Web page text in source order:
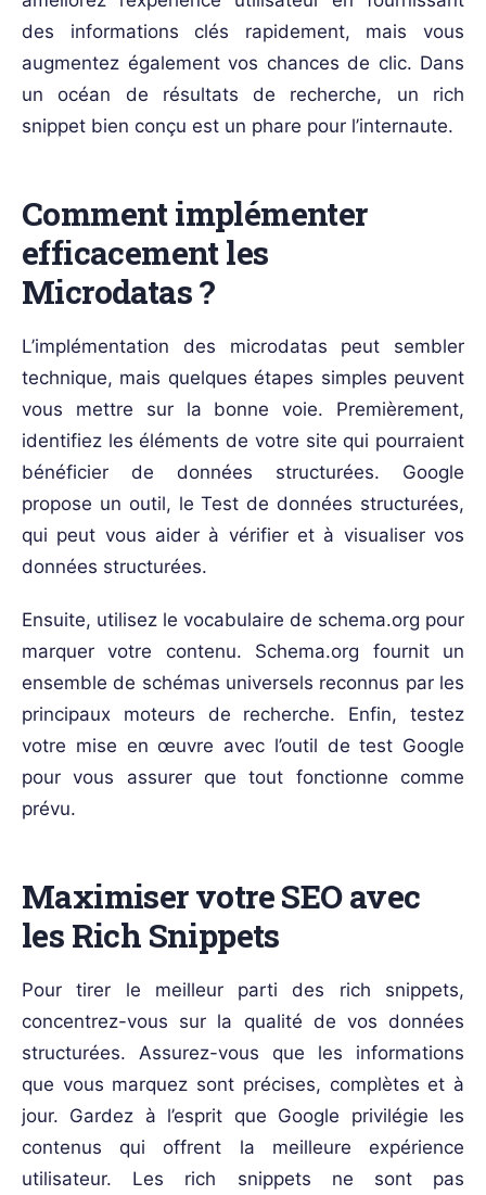
des informations clés rapidement, mais vous
augmentez également vos chances de clic. Dans
un océan de résultats de recherche, un rich
snippet bien conçu est un phare pour l’internaute.
Comment implémenter
efficacement les
Microdatas ?
L’implémentation des microdatas peut sembler
technique, mais quelques étapes simples peuvent
vous mettre sur la bonne voie. Premièrement,
identifiez les éléments de votre site qui pourraient
bénéficier de données structurées. Google
propose un outil, le Test de données structurées,
qui peut vous aider à vérifier et à visualiser vos
données structurées.
Ensuite, utilisez le vocabulaire de schema.org pour
marquer votre contenu. Schema.org fournit un
ensemble de schémas universels reconnus par les
principaux moteurs de recherche. Enfin, testez
votre mise en œuvre avec l’outil de test Google
pour vous assurer que tout fonctionne comme
prévu.
Maximiser votre SEO avec
les Rich Snippets
Pour tirer le meilleur parti des rich snippets,
concentrez-vous sur la qualité de vos données
structurées. Assurez-vous que les informations
que vous marquez sont précises, complètes et à
jour. Gardez à l’esprit que Google privilégie les
contenus qui offrent la meilleure expérience
utilisateur. Les rich snippets ne sont pas